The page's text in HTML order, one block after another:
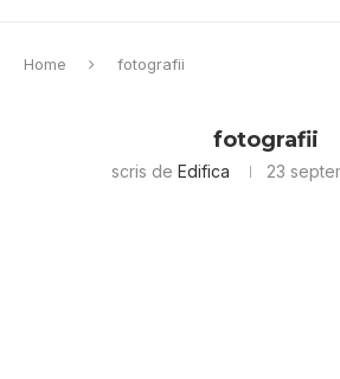
Home fotografii
fotografii
scris de Edifica 23